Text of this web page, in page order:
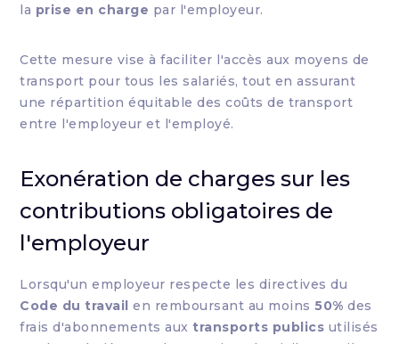
la prise en charge par l'employeur.
Cette mesure vise à faciliter l'accès aux moyens de
transport pour tous les salariés, tout en assurant
une répartition équitable des coûts de transport
entre l'employeur et l'employé.
Exonération de charges sur les
contributions obligatoires de
l'employeur
Lorsqu'un employeur respecte les directives du
Code du travail en remboursant au moins50% des
frais d'abonnements aux transports publics utilisés